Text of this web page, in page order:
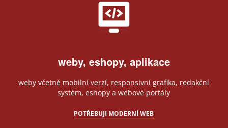
weby, eshopy, aplikace
weby včetně mobilní verzí, responsivní grafika, redakční
systém, eshopy a webové portály
POTŘEBUJI MODERNÍ WEB